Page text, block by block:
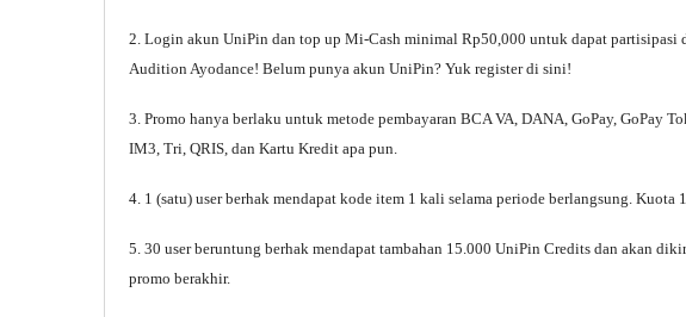
2. Login akun UniPin dan top up Mi-Cash minimal Rp50,000 untuk dapat partisipasi
Audition Ayodance! Belum punya akun UniPin? Yuk register di sini!
3. Promo hanya berlaku untuk metode pembayaran BCA VA, DANA, GoPay, GoPay
IM3, Tri, QRIS, dan Kartu Kredit apa pun.
4. 1 (satu) user berhak mendapat kode item 1 kali selama periode berlangsung. Kuota
5. 30 user beruntung berhak mendapat tambahan 15.000 UniPin Credits dan akan
promo berakhir.